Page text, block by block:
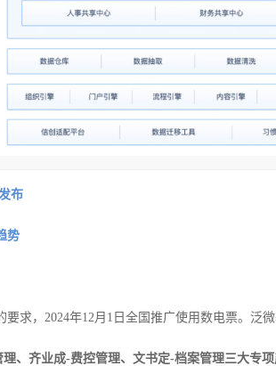
布
势
要求，2024年12月1日全国推广使用数电票。
理、齐业成-费控管理、文书定-档案管理三大专